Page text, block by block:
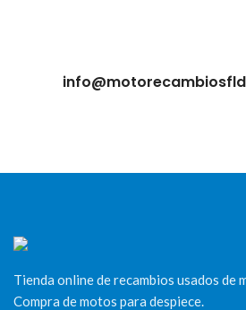
Tienda online de recambios usados de
Compra de motos para despiece.